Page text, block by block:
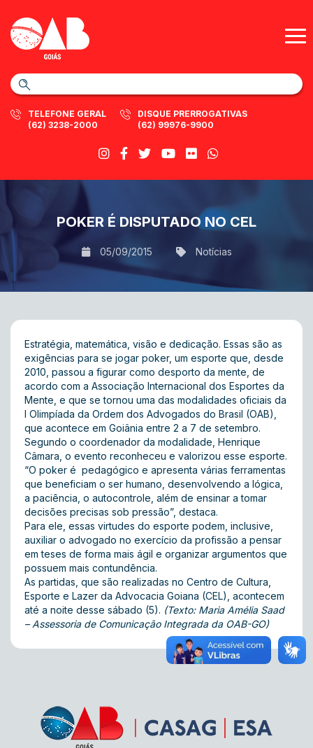
TELEFONE GERAL
(62) 3238-2000
DISQUE PRERROGATIVAS
(62) 99976-9900
POKER É DISPUTADO NO CEL
05/09/2015 Notícias
Estratégia, matemática, visão e dedicação. Essas são as
exigências para se jogar poker, um esporte que, desde
2010, passou a figurar como desporto da mente, de
acordo com a Associação Internacional dos Esportes da
Mente, e que se tornou uma das modalidades oficiais da
I Olimpíada da Ordem dos Advogados do Brasil (OAB),
que acontece em Goiânia entre 2 a 7 de setembro.
Segundo o coordenador da modalidade, Henrique
Câmara, o evento reconheceu e valorizou esse esporte.
“O poker é pedagógico e apresenta várias ferramentas
que beneficiam o ser humano, desenvolvendo a lógica,
a paciência, o autocontrole, além de ensinar a tomar
decisões precisas sob pressão”, destaca.
Para ele, essas virtudes do esporte podem, inclusive,
auxiliar o advogado no exercício da profissão a pensar
em teses de forma mais ágil e organizar argumentos que
possuem mais contundência.
As partidas, que são realizadas no Centro de Cultura,
Esporte e Lazer da Advocacia Goiana (CEL), acontecem
até a noite desse sábado (5). (Texto: Maria Amélia Saad
– Assessoria de Comunicação Integrada da OAB-GO)